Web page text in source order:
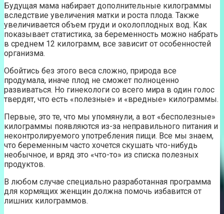
Будущая мама набирает дополнительные килограммы
вследствие увеличения матки и роста плода. Также
увеличивается объем груди и околоплодных вод. Как
показывает статистика, за беременность можно набрать
в среднем 12 килограмм, все зависит от особенностей
организма.
Обойтись без этого веса сложно, природа все
продумала, иначе плод не сможет полноценно
развиваться. Но гинекологи со всего мира в один голос
твердят, что есть «полезные» и «вредные» килограммы.
Первые, это те, что мы упомянули, а вот «бесполезные»
килограммы появляются из-за неправильного питания и
неконтролируемого употребления пищи. Все мы знаем,
что беременным часто хочется скушать что-нибудь
необычное, и вряд это «что-то» из списка полезных
продуктов.
В любом случае специально разработанная программа
для кормящих женщин должна помочь избавится от
лишних килограммов.